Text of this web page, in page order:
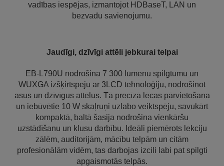
vadības iespējas, izmantojot HDBaseT, LAN un
bezvadu savienojumu.
Jaudīgi, dzīvīgi attēli jebkurai telpai
EB-L790U nodrošina 7 300 lūmenu spilgtumu un
WUXGA izšķirtspēju ar 3LCD tehnoloģiju, nodrošinot
asus un dzīvīgus attēlus. Tā precīzā lēcas pārvietošana
un iebūvētie 10 W skaļruņi uzlabo veiktspēju, savukārt
kompaktā, baltā šasija nodrošina vienkāršu
uzstādīšanu un klusu darbību. Ideāli piemērots lekciju
zālēm, auditorijām, mācību telpām un citām
profesionālām vidēm, tas darbojas izcili labi pat spilgti
apgaismotās telpās.